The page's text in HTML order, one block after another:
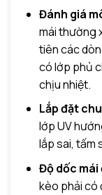
Đánh giá
mái thường
tiên các
có lớp phủ
chịu nhiệt.
Lắp đặt
lớp UV
lắp sai, tấm
Độ dốc mái
kèo phải có